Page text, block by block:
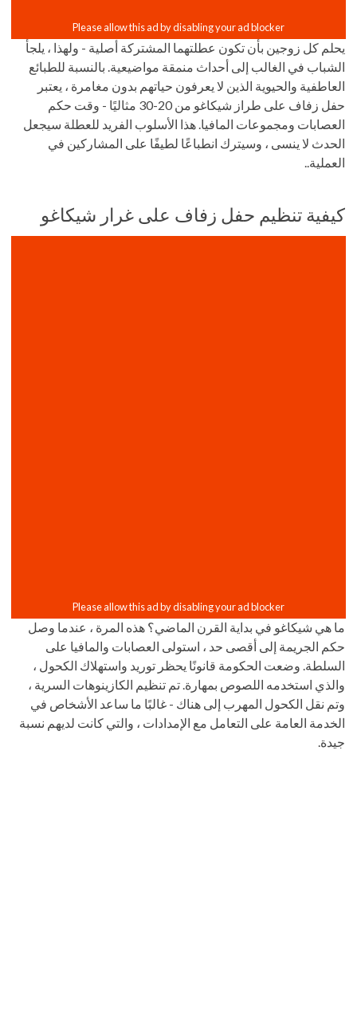
يحلم كل زوجين بأن تكون عطلتهما المشتركة أصلية - ولهذا ، يلجأ
الشباب في الغالب إلى أحداث منمقة مواضيعية. بالنسبة للطبائع
العاطفية والحيوية الذين لا يعرفون حياتهم بدون مغامرة ، يعتبر
حفل زفاف على طراز شيكاغو من 20-30 مثاليًا - وقت حكم
العصابات ومجموعات المافيا. هذا الأسلوب الفريد للعطلة سيجعل
الحدث لا ينسى ، وسيترك انطباعًا لطيفًا على المشاركين في
العملية..
كيفية تنظيم حفل زفاف على غرار شيكاغو
ما هي شيكاغو في بداية القرن الماضي؟ هذه المرة ، عندما وصل
حكم الجريمة إلى أقصى حد ، استولى العصابات والمافيا على
السلطة. وضعت الحكومة قانونًا يحظر توريد واستهلاك الكحول ،
والذي استخدمه اللصوص بمهارة. تم تنظيم الكازينوهات السرية ،
وتم نقل الكحول المهرب إلى هناك - غالبًا ما ساعد الأشخاص في
الخدمة العامة على التعامل مع الإمدادات ، والتي كانت لديهم نسبة
جيدة.